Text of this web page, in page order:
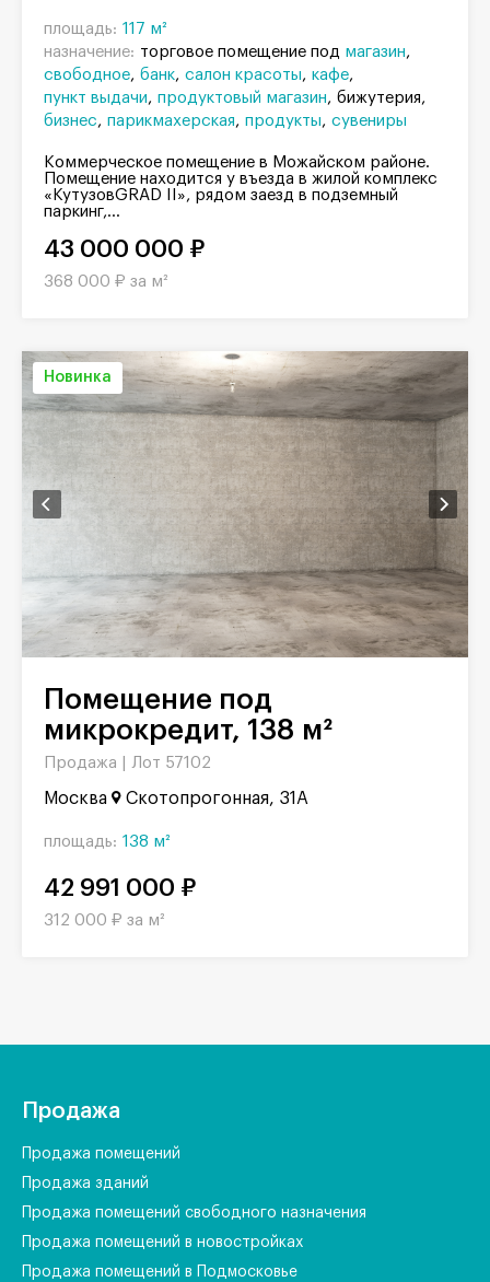
площадь: 117 м²
назначение: торговое помещение под магазин
свободное банк салон красоты
кафе
пункт выдачи
продуктовый магазин
бижутерия
бизнес
парикмахерская продукты сувениры
Коммерческое помещение в Можайском районе.
Помещение находится у въезда в жилой комплекс
«КутузовGRAD II», рядом заезд в подземный
паркинг,...
43 000 000 ₽
368 000 ₽ за м²
Новинка
Помещение под
микрокредит, 138 м²
Продажа | Лот 57102
Москва Скотопрогонная, 31А
площадь: 138 м²
42 991 000 ₽
312 000 ₽ за м²
Продажа
Продажа помещений
Продажа зданий
Продажа помещений свободного назначения
Продажа помещений в новостройках
Продажа помещений в Подмосковье